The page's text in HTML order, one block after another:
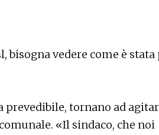
bisogna vedere come è stata
prevedibile, tornano ad
«Il sindaco, che noi